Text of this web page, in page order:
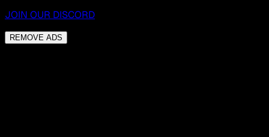
JOIN OUR DISCORD
REMOVE ADS